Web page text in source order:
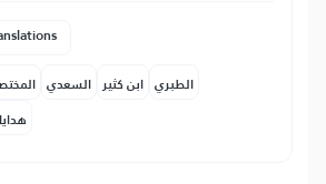
السعدي ابن كثير الطبري